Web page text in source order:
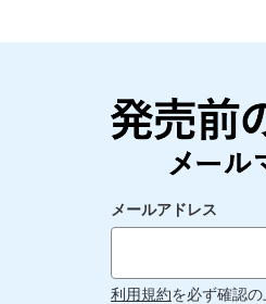
メールアドレス
利用規約を必ず確認の